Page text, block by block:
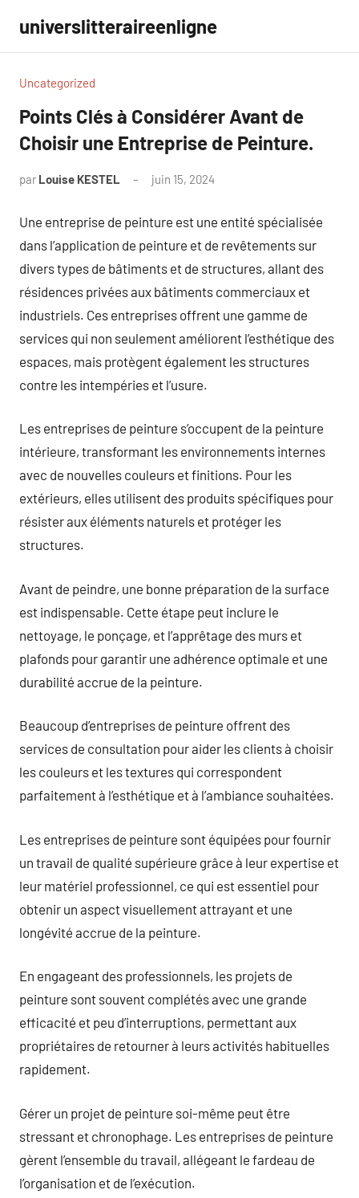
contenu
universlitteraireenligne
Uncategorized
Points Clés à Considérer Avant de
Choisir une Entreprise de Peinture.
par Louise KESTEL juin 15, 2024
Une entreprise de peinture est une entité spécialisée
dans l’application de peinture et de revêtements sur
divers types de bâtiments et de structures, allant des
résidences privées aux bâtiments commerciaux et
industriels. Ces entreprises offrent une gamme de
services qui non seulement améliorent l’esthétique des
espaces, mais protègent également les structures
contre les intempéries et l’usure.
Les entreprises de peinture s’occupent de la peinture
intérieure, transformant les environnements internes
avec de nouvelles couleurs et finitions. Pour les
extérieurs, elles utilisent des produits spécifiques pour
résister aux éléments naturels et protéger les
structures.
Avant de peindre, une bonne préparation de la surface
est indispensable. Cette étape peut inclure le
nettoyage, le ponçage, et l’apprêtage des murs et
plafonds pour garantir une adhérence optimale et une
durabilité accrue de la peinture.
Beaucoup d’entreprises de peinture offrent des
services de consultation pour aider les clients à choisir
les couleurs et les textures qui correspondent
parfaitement à l’esthétique et à l’ambiance souhaitées.
Les entreprises de peinture sont équipées pour fournir
un travail de qualité supérieure grâce à leur expertise et
leur matériel professionnel, ce qui est essentiel pour
obtenir un aspect visuellement attrayant et une
longévité accrue de la peinture.
En engageant des professionnels, les projets de
peinture sont souvent complétés avec une grande
efficacité et peu d’interruptions, permettant aux
propriétaires de retourner à leurs activités habituelles
rapidement.
Gérer un projet de peinture soi-même peut être
stressant et chronophage. Les entreprises de peinture
gèrent l’ensemble du travail, allégeant le fardeau de
l’organisation et de l’exécution.